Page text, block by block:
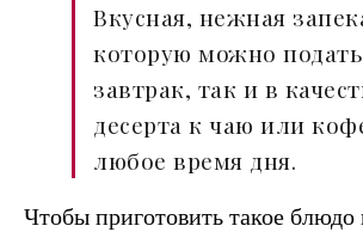
Вкусная, нежная
которую можно
завтрак, так и в
десерта к чаю или
любое время дня.
Чтобы приготовить такое